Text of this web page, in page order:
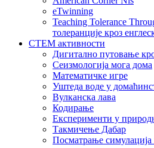
eTwinning
Teaching Tolerance
толеранције кроз
СТЕМ активности
Дигитално путовање
Сеизмологија мога дома
Математичке игре
Уштеда воде у
Вулканска лава
Кодирање
Експерименти у
Такмичење Дабар
Посматрање симулација